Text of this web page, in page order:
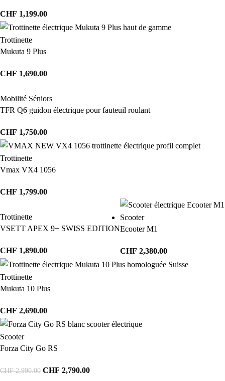
CHF 1,199.00
Trottinette
Mukuta 9 Plus
CHF 1,690.00
Mobilité Séniors
TFR Q6 guidon électrique pour fauteuil roulant
CHF 1,750.00
Trottinette
Vmax VX4 1056
CHF 1,799.00
Trottinette
VSETT APEX 9+ SWISS EDITION
CHF 1,890.00
Scooter
Ecooter M1
CHF 2,380.00
Trottinette
Mukuta 10 Plus
CHF 2,690.00
Scooter
Forza City Go RS
CHF2,990.00 CHF 2,790.00